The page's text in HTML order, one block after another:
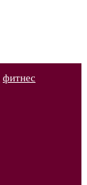
фитнес